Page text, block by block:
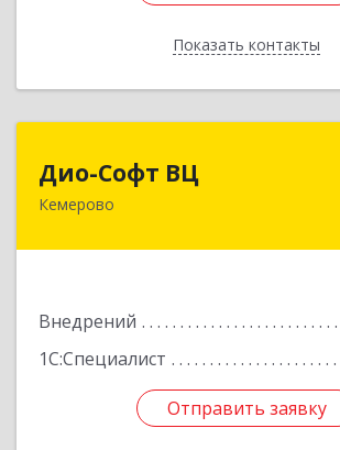
Показать контакты
Назад
Дио-Софт ВЦ
Кемерово
Внедрений
1С:Специалист
Отправить заявку
Отправить заявку